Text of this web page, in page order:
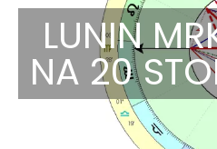
LUNIN
NA 20